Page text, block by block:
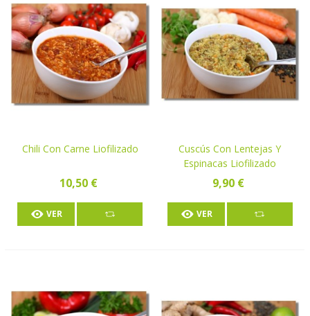
Chili Con Carne Liofilizado
10,50 €
VER
Cuscús Con Lentejas Y
Espinacas Liofilizado
9,90 €
VER